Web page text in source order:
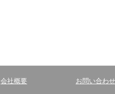
会社概要 お問い合わせ